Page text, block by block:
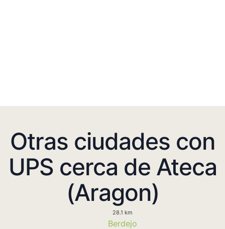
Otras ciudades con
UPS cerca de Ateca
(Aragon)
28.1 km
Berdejo